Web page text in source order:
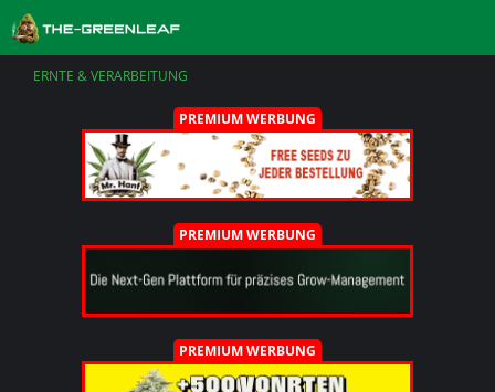
ERNTE & VERARBEITUNG
PREMIUM WERBUNG
PREMIUM WERBUNG
PREMIUM WERBUNG